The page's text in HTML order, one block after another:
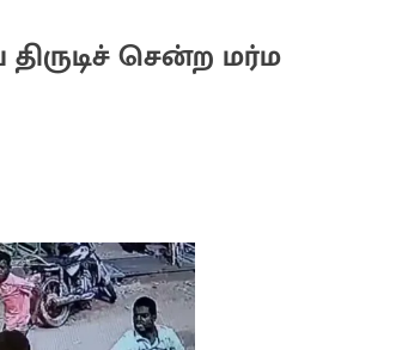
சென்ற மர்ம